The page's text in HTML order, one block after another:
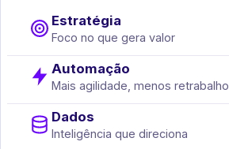
Estratégia
Foco no que gera valor
Automação
Mais agilidade, menos retrabalho
Dados
Inteligência que direciona